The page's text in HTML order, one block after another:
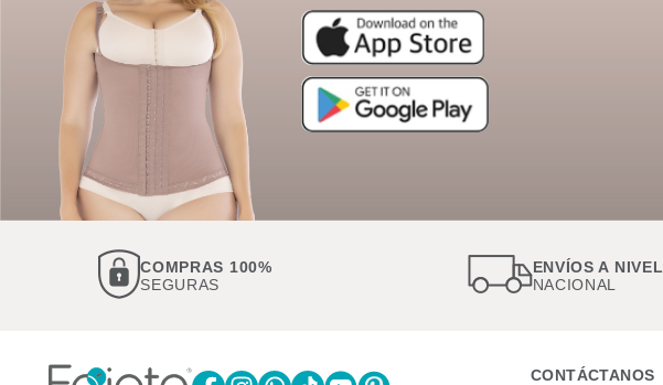
COMPRAS 100%
SEGURAS
ENVÍOS A NIVEL
NACIONAL
CONTÁCTANOS